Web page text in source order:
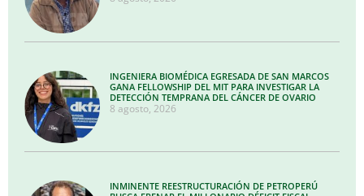
INGENIERA BIOMÉDICA EGRESADA DE SAN MARCOS
GANA FELLOWSHIP DEL MIT PARA INVESTIGAR LA
DETECCIÓN TEMPRANA DEL CÁNCER DE OVARIO
8 agosto, 2026
INMINENTE REESTRUCTURACIÓN DE PETROPERÚ